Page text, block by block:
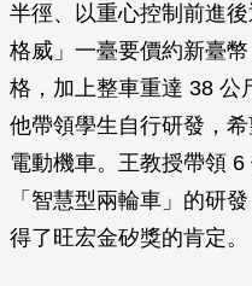
半徑、以重心控制前進
格威」一臺要價約新臺
格，加上整車重達 38 公
他帶領學生自行研發，
電動機車。王教授帶領
「智慧型兩輪車」的研
得了旺宏金矽獎的肯定。